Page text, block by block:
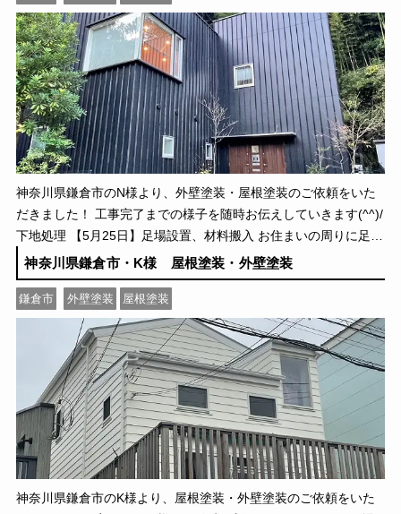
神奈川県鎌倉市のN様より、外壁塗装・屋根塗装のご依頼をいた
だきました！ 工事完了までの様子を随時お伝えしていきます(^^)/
下地処理 【5月25日】足場設置、材料搬入 お住まいの周りに足場
を組み立て、養生ネットを張りま […]
神奈川県鎌倉市・K様 屋根塗装・外壁塗装
鎌倉市 外壁塗装 屋根塗装
神奈川県鎌倉市のK様より、屋根塗装・外壁塗装のご依頼をいた